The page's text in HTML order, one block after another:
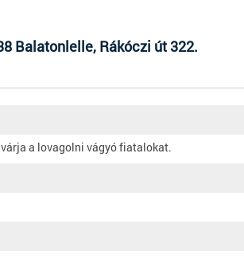
Balatonlelle, Rákóczi út 322.
a lovagolni vágyó fiatalokat.